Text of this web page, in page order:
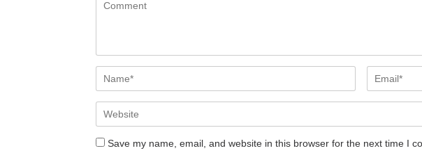
Save my name, email, and website in this browser for the next time I